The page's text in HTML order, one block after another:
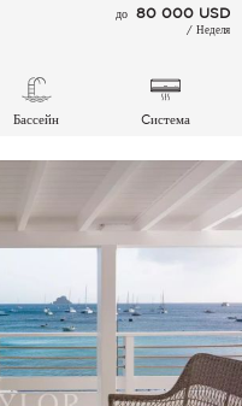
до 80 000 USD
/ Неделя
Бассейн
Cистема